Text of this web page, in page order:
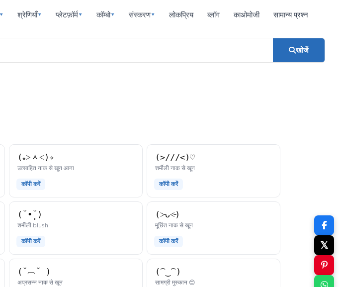
▾ श्रेणियाँ▾ प्लेटफ़ॉर्म▾ कॉम्बो▾ संस्करण▾ लोकप्रिय ब्लॉग काओमोजी सामान्य प्रश्न
खोजें
(⁎˃ᆺ˂)✧
उत्साहित नाक से खून आनाकाओमोजी
कॉपी करें
(>///<)♡
शर्मीली नाक से खूनकाओमोजी
कॉपी करें
(˘•̩̩̩˘)
शर्मीली blush
कॉपी करें
(˃̵ᴗ˂̵)
मूर्छित नाक से खूनकाओमोजी
कॉपी करें
(˘︹˘ )
अप्रसन्न नाक से खूनकाओमोजी
(⁀‿⁀)
सामग्री मुस्कान 😊
𝕏